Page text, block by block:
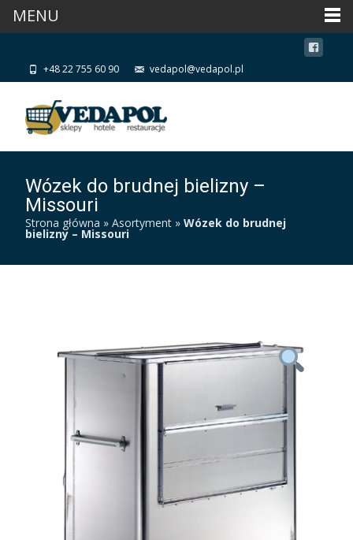
+48 22 755 60 90 vedapol@vedapol.pl
Wózek do brudnej bielizny –
Missouri
Strona główna » Asortyment » Wózek do brudnej
bielizny – Missouri
MENU